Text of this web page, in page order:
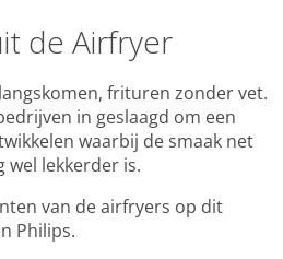
de Airfryer
frituren zonder vet.
in geslaagd om een
waarbij de smaak net
wel lekkerder is.
van de airfryers op dit
Philips.